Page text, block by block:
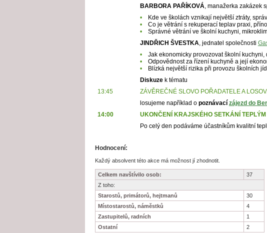
BARBORA PAŘÍKOVÁ , manažerka zakázek
•
Kde ve školách vznikají největší ztráty,
•
Co je větrání s rekuperací teplav praxi,
•
Správné větrání ve školní kuchyni,
JINDŘICH ŠVESTKA , jednatel společnosti
•
Jak ekonomicky provozovat školní kuchyni,
•
Odpovědnost za řízení kuchyně a její
•
Blízká největší rizika při provozu školních
Diskuzek tématu
13:45
ZÁVĚREČNÉ SLOVO POŘADATELE A
losujeme například o poznávací zájezd do
14:00
UKONČENÍ KRAJSKÉHO SETKÁNÍ TEPLÝM
Po celý den podáváme účastníkům kvalitní
Hodnocení:
Každý absolvent této akce má možnost jí zhodnotit.
Celkem navštívilo osob:
37
Z toho:
Starostů, primátorů, hejtmanů
30
Místostarostů, náměstků
4
Zastupitelů, radních
1
Ostatní
2